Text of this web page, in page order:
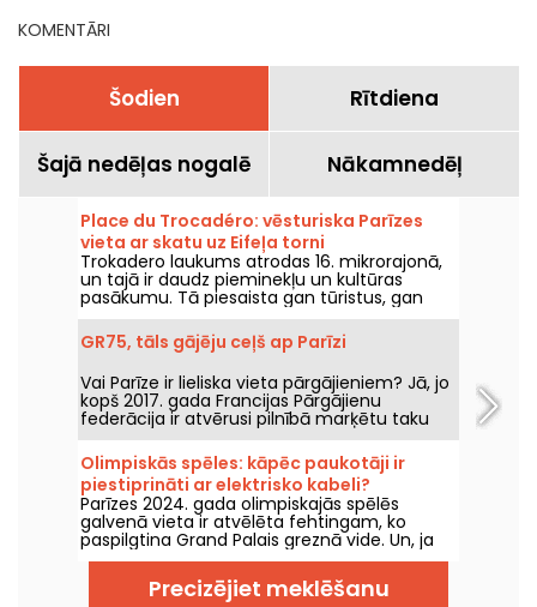
KOMENTĀRI
Šodien Rītdiena
Šajā nedēļas nogalē Nākamnedēļ
Place du Trocadéro: vēsturiska Parīzes
vieta ar skatu uz Eifeļa torni
Trokadero laukums atrodas 16. mikrorajonā,
un tajā ir daudz pieminekļu un kultūras
pasākumu. Tā piesaista gan tūristus, gan
mūžam dzīvojošos parīziešus, jo no tās
paveras nepārspējams skats uz Eifeļa torni.
GR75, tāls gājēju ceļš ap Parīzi
Vai Parīze ir lieliska vieta pārgājieniem? Jā, jo
kopš 2017. gada Francijas Pārgājienu
federācija ir atvērusi pilnībā marķētu taku
apkārt Parīzei visiem pastaigu entuziastiem.
Olimpiskās spēles: kāpēc paukotāji ir
piestiprināti ar elektrisko kabeli?
Parīzes 2024. gada olimpiskajās spēlēs
galvenā vieta ir atvēlēta fehtingam, ko
paspilgtina Grand Palais greznā vide. Un, ja
jūs interesē, kāpēc paukotāji ir piestiprināti ar
elektrības vadiem, labā ziņa ir tā, ka mēs
jums to varam izskaidrot!
Precizējiet meklēšanu